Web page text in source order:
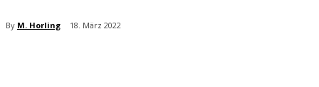
By M. Horling 18. März 2022